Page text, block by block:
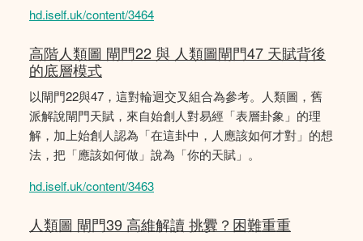
hd.iself.uk/content/3464
高階人類圖 閘門22 與 人類圖閘門47 天賦背後
的底層模式
以閘門22與47，這對輪迴交叉組合為參考。人類圖，舊
派解說閘門天賦，來自始創人對易經「表層卦象」的理
解，加上始創人認為「在這卦中，人應該如何才對」的想
法，把「應該如何做」說為「你的天賦」。
hd.iself.uk/content/3463
人類圖 閘門39 高維解讀 挑釁？困難重重